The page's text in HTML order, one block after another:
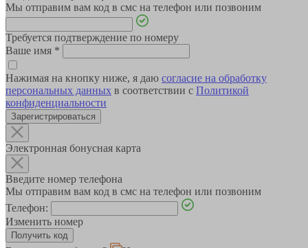
Мы отправим вам код в смс на телефон или позвоним
Требуется подтверждение по номеру
Ваше имя *
Нажимая на кнопку ниже, я даю согласие на обработку
персональных данных в соответствии с Политикой
конфиденциальности
Зарегистрироваться
Электронная бонусная карта
Введите номер телефона
Мы отправим вам код в смс на телефон или позвоним
Телефон:
Изменить номер